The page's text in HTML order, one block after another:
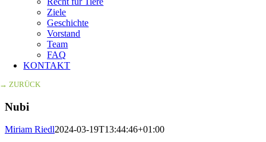
Ziele
Geschichte
Vorstand
Team
FAQ
KONTAKT
→ ZURÜCK
Nubi
Miriam Riedl2024-03-19T13:44:46+01:00